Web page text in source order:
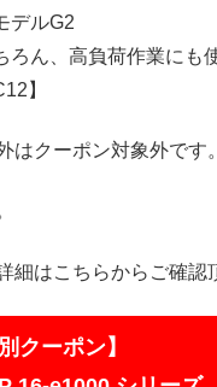
デルG2
ろん、高負荷作業にも
】
はクーポン対象外です。
細はこちらからご確認
クーポン】